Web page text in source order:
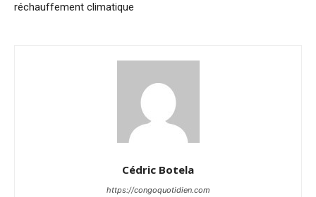
réchauffement climatique
Cédric Botela
https://congoquotidien.com